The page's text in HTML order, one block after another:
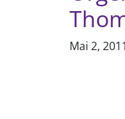
Mai 2, 2011